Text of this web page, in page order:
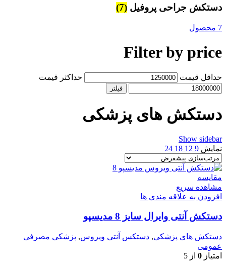
دستکش جراحی پروفیل (7)
7 محصول
Filter by price
حداقل قیمت حداکثر قیمت
فیلتر
دستکش های پزشکی
Show sidebar
نمایش 9
12
18
24
مقایسه
مشاهده سریع
افزودن به علاقه مندی ها
دستکش آنتی وایرال سایز 8 مدیسپو
دستکش های پزشکی, دستکس آنتی ویروس, پزشکی مصرفی
عمومی
امتیاز 0 از 5